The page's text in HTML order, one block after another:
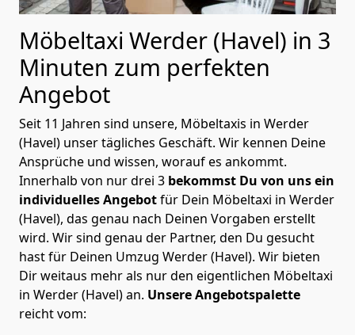
Möbeltaxi Werder (Havel) in 3
Minuten zum perfekten
Angebot
Seit 11 Jahren sind unsere, Möbeltaxis in Werder
(Havel) unser tägliches Geschäft. Wir kennen Deine
Ansprüche und wissen, worauf es ankommt.
Innerhalb von nur drei 3 bekommst Du von uns ein
individuelles Angebotfür Dein Möbeltaxi in Werder
(Havel), das genau nach Deinen Vorgaben erstellt
wird. Wir sind genau der Partner, den Du gesucht
hast für Deinen Umzug Werder (Havel). Wir bieten
Dir weitaus mehr als nur den eigentlichen Möbeltaxi
in Werder (Havel) an. Unsere Angebotspalette
reicht vom: